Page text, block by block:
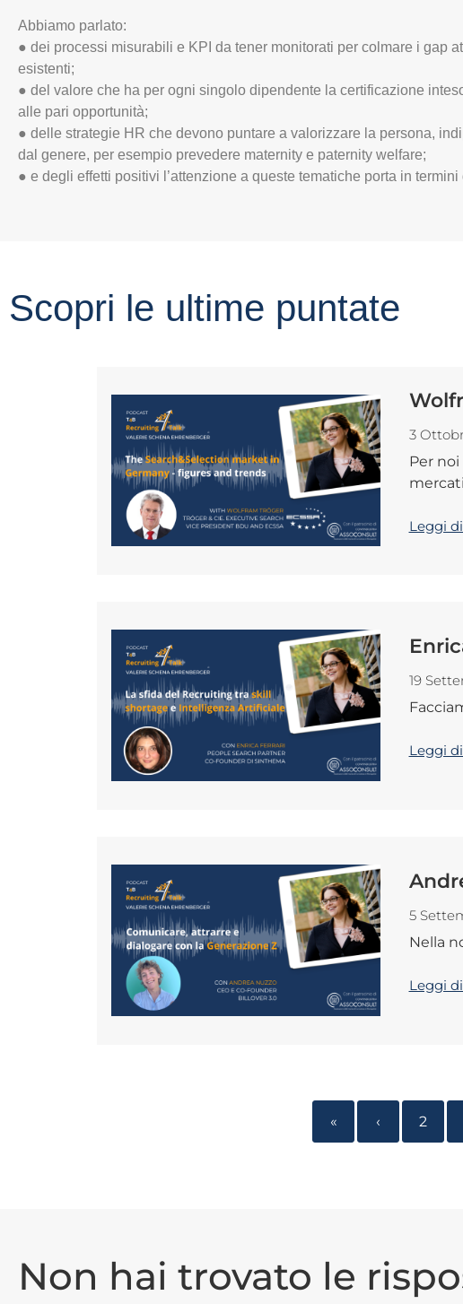
Abbiamo parlato:
● dei processi misurabili e KPI da tener monitorati per colmare i gap
esistenti;
● del valore che ha per ogni singolo dipendente la certificazione
alle pari opportunità;
● delle strategie HR che devono puntare a valorizzare la persona,
dal genere, per esempio prevedere maternity e paternity welfare;
● e degli effetti positivi l’attenzione a queste tematiche porta in termini
Scopri le ultime puntate
3
Per
Leggi
19
Leggi
5
Nella
Leggi
« ‹ 2
Non hai trovato le